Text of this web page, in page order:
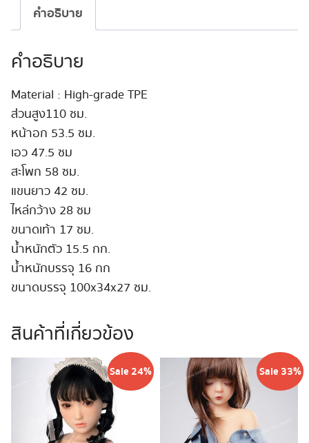
โคน
ชิ้น
คำอธิบาย
คำอธิบาย
Material : High-grade TPE
ส่วนสูง110 ซม.
หน้าอก 53.5 ซม.
เอว 47.5 ซม
สะโพก 58 ซม.
แขนยาว 42 ซม.
ไหล่กว้าง 28 ซม
ขนาดเท้า 17 ซม.
น้ำหนักตัว 15.5 กก.
น้ำหนักบรรจุ 16 กก
ขนาดบรรจุ 100x34x27 ซม.
สินค้าที่เกี่ยวข้อง
Sale 24% Sale 33%